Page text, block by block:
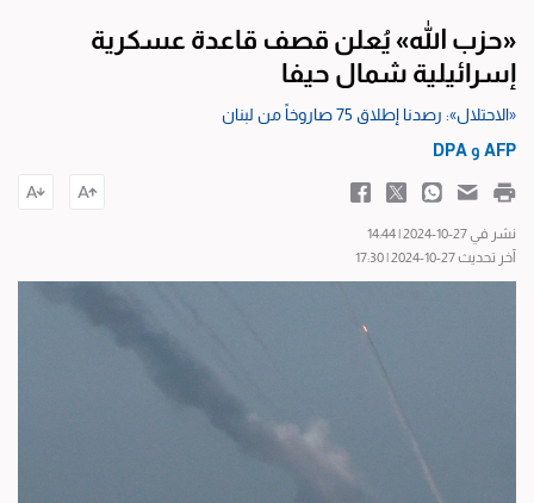
«حزب الله» يُعلن قصف قاعدة عسكرية
إسرائيلية شمال حيفا
«الاحتلال»: رصدنا إطلاق 75 صاروخاً من لبنان
AFP وDPA
نشر في 27-10-2024 | 14:44
آخر تحديث 27-10-2024 | 17:30